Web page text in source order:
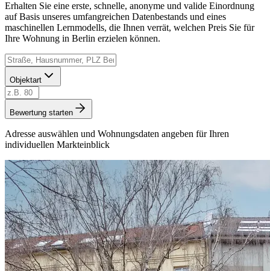
Erhalten Sie eine erste, schnelle, anonyme und valide Einordnung
auf Basis unseres umfangreichen Datenbestands und eines
maschinellen Lernmodells, die Ihnen verrät, welchen Preis Sie für
Ihre Wohnung in Berlin erzielen können.
Objektart
Bewertung starten
Adresse auswählen und Wohnungsdaten angeben für Ihren
individuellen Markteinblick